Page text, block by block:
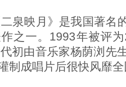
泉映月》是我国著名
作之一。1993年被评
初由音乐家杨荫浏先
制成唱片后很快风靡